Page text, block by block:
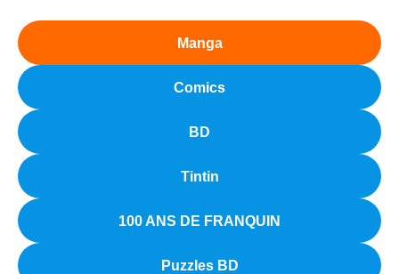
Manga
Comics
BD
Tintin
100 ANS DE FRANQUIN
Puzzles BD